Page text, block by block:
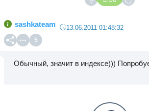
sashkateam 13.06.2011 01:48:32
5
Обычный, значит в индексе)))